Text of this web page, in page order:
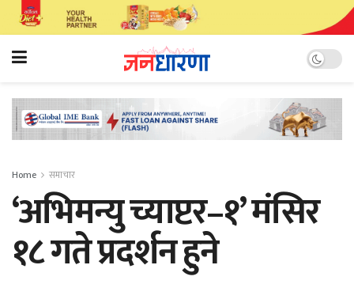
Home समाचार
‘अभिमन्यु च्याप्टर–१’ मंसिर
१८ गते प्रदर्शन हुने